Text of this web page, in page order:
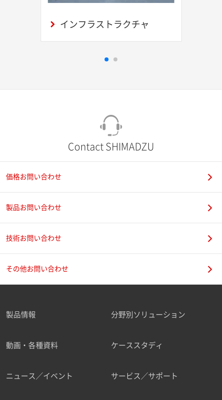
インフラストラクチャ
Contact SHIMADZU
価格お問い合わせ
製品お問い合わせ
技術お問い合わせ
その他お問い合わせ
製品情報 分野別ソリューション
動画・各種資料 ケーススタディ
ニュース／イベント サービス／サポート